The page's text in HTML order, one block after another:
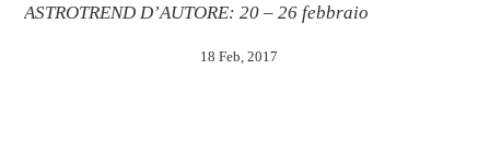
ASTROTREND D’AUTORE: 20 – 26 febbraio
18 Feb, 2017